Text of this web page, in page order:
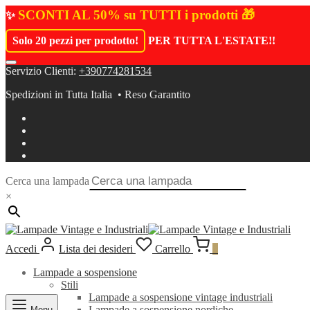
✨ SCONTI AL 50% su TUTTI i prodotti 🎁
Solo 20 pezzi per prodotto! PER TUTTA L'ESTATE!!
Servizio Clienti: +390774281534
Spedizioni in Tutta Italia • Reso Garantito
Cerca una lampada
×
Accedi Lista dei desideri Carrello
Lampade a sospensione
Stili
Lampade a sospensione vintage industriali